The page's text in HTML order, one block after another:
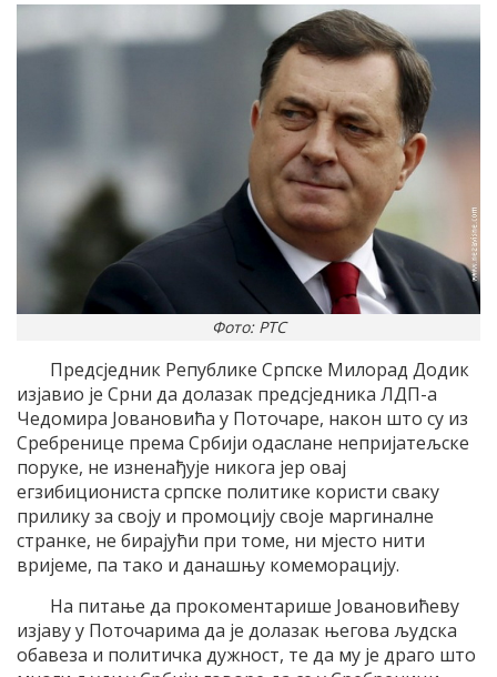
Фото: РТС
Предсједник Републике Српске Милорад Додик
изјавио је Срни да долазак предсједника ЛДП-а
Чедомира Јовановића у Поточаре, након што су из
Сребренице према Србији одаслане непријатељске
поруке, не изненађује никога јер овај
егзибициониста српске политике користи сваку
прилику за своју и промоцију своје маргиналне
странке, не бирајући при томе, ни мјесто нити
вријеме, па тако и данашњу комеморацију.
На питање да прокоментарише Јовановићеву
изјаву у Поточарима да је долазак његова људска
обавеза и политичка дужност, те да му је драго што